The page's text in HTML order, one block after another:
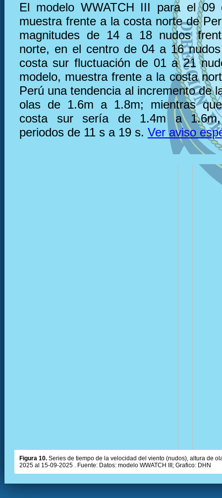
El modelo WWATCH III para el 09
muestra frente a la costa norte de
magnitudes de 14 a 18 nudos
norte, en el centro de 04 a 16
costa sur fluctuación de 01 a 21
modelo, muestra frente a la costa
Perú una tendencia al incremento de
olas de 1.6m a 1.8m; mientras
costa sur sería de 1.4m a
periodos de 11 s a 19 s. Ver aviso
Figura 10. Series de tiempo de la velocidad del viento (nudos), altura de
2025 al 15-09-2025 . Fuente: Datos: modelo WWATCH III; Grafico: DHN